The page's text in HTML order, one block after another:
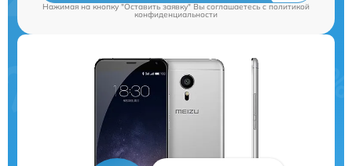
Нажимая на кнопку "Оставить заявку" Вы соглашаетесь cполитикой
конфиденциальности